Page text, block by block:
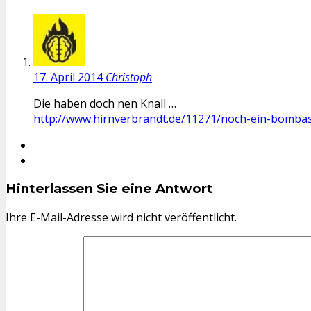
17. April 2014Christoph
Die haben doch nen Knall …
http://www.hirnverbrandt.de/11271/noch-ein-
Hinterlassen Sie eine Antwort
Ihre E-Mail-Adresse wird nicht veröffentlicht.